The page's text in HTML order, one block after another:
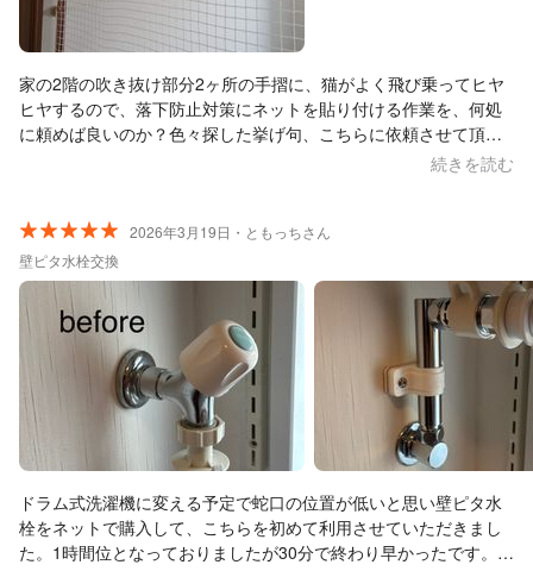
家の2階の吹き抜け部分2ヶ所の手摺に、猫がよく飛び乗ってヒヤ
ヒヤするので、落下防止対策にネットを貼り付ける作業を、何処
に頼めば良いのか？色々探した挙げ句、こちらに依頼させて頂き
満足です。これで猫が乗っても安心です！打ち合わせ、作業に来
られた店長の大友さんのお人柄も良くて、お話ししやすいし、と
ても丁寧な方です。最後に現場の掃除も綺麗にして頂いていまし
た。 又何か家の事で困り事があったら大友さんにお願いしたいと
思います。この度はどうもありがとうございました。
続きを読む
2026年3月19日・ともっちさん
壁ピタ水栓交換
ドラム式洗濯機に変える予定で蛇口の位置が低いと思い壁ピタ水
栓をネットで購入して、こちらを初めて利用させていただきまし
た。1時間位となっておりましたが30分で終わり早かったです。そ